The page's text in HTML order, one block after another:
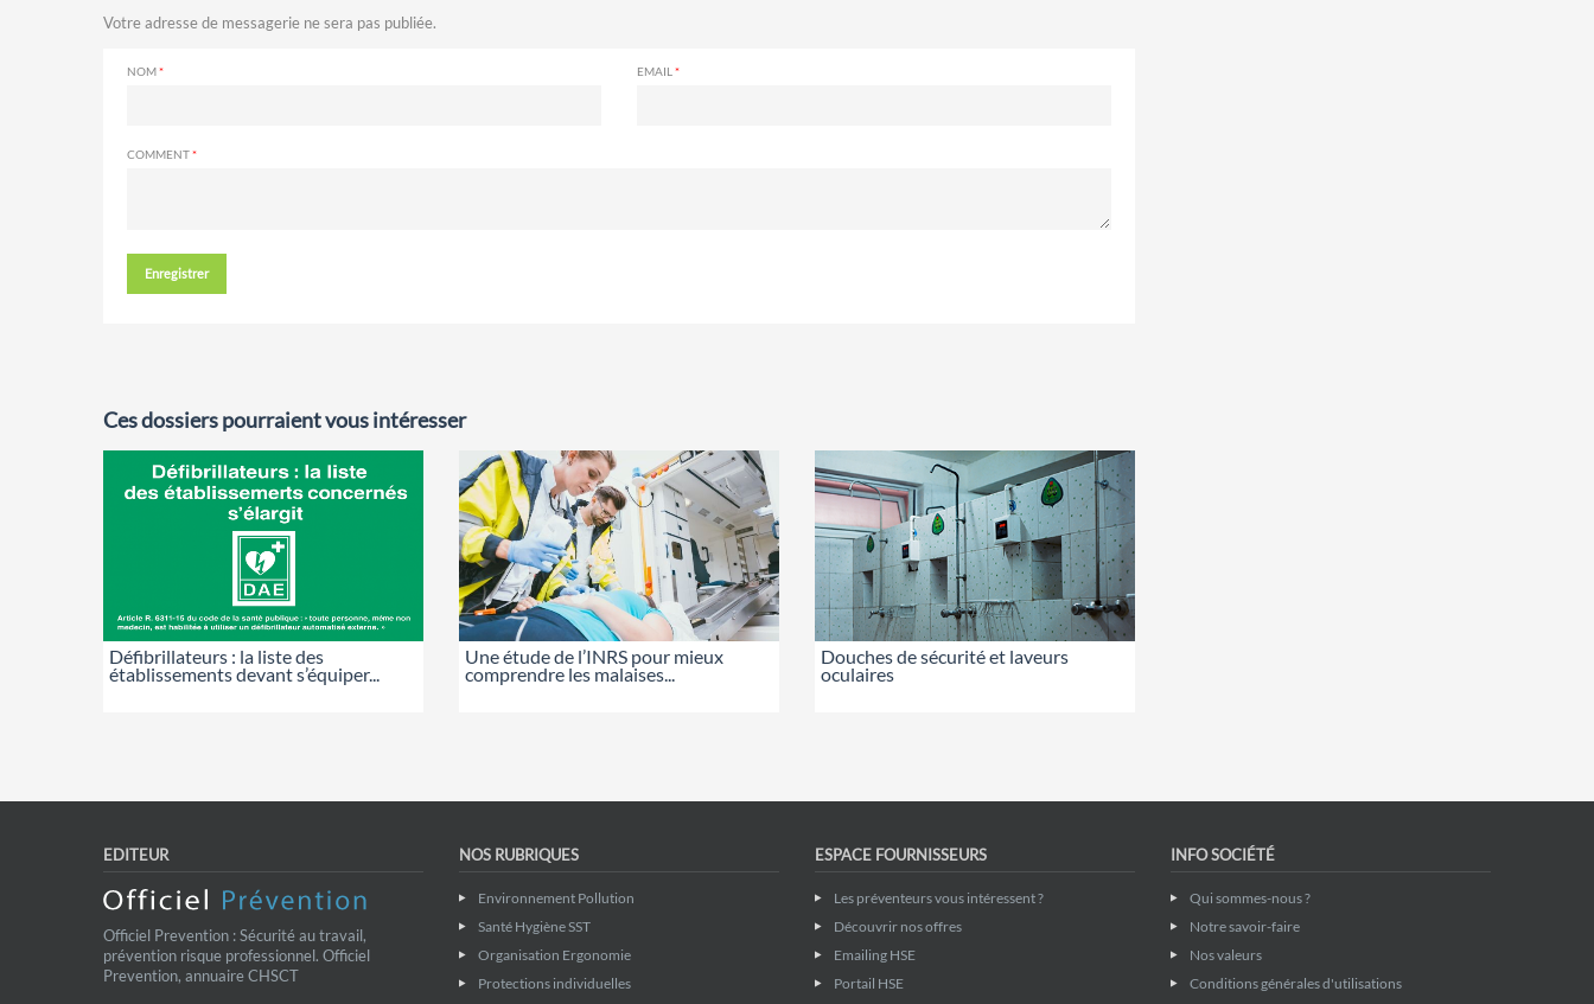
Votre adresse de messagerie ne sera pas publiée.
NOM EMAIL
COMMENT
Enregistrer
Ces dossiers pourraient vous intéresser
Défibrillateurs : la liste des
établissements devant s’équiper...
Une étude de l’INRS pour mieux
comprendre les malaises...
Douches de sécurité et laveurs
oculaires
EDITEUR
Officiel Prevention : Sécurité au travail,
prévention risque professionnel. Officiel
Prevention, annuaire CHSCT
NOS RUBRIQUES
Environnement Pollution
Santé Hygiène SST
Organisation Ergonomie
Protections individuelles
ESPACE FOURNISSEURS
Les préventeurs vous intéressent ?
Découvrir nos offres
Emailing HSE
Portail HSE
INFO SOCIÉTÉ
Qui sommes-nous ?
Notre savoir-faire
Nos valeurs
Conditions générales d'utilisations